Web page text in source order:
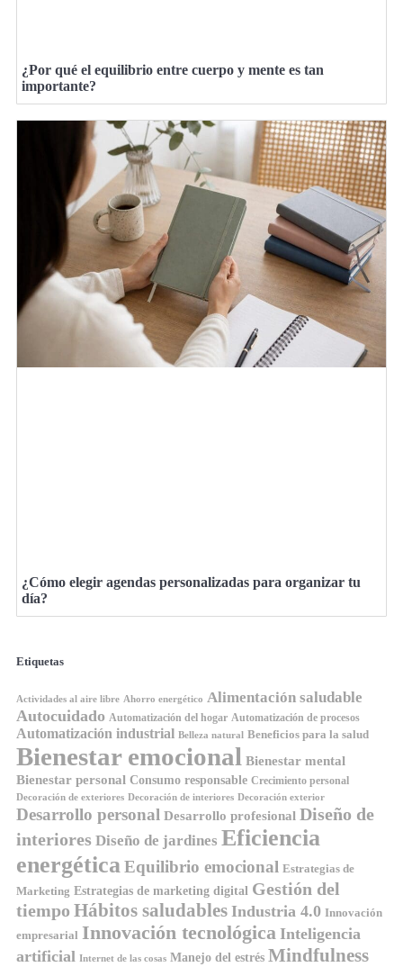
¿Por qué el equilibrio entre cuerpo y mente es tan
importante?
¿Cómo elegir agendas personalizadas para organizar tu
día?
Etiquetas
Actividades al aire libre Ahorro energético Alimentación saludable
Autocuidado Automatización del hogar Automatización de procesos
Automatización industrial Belleza natural Beneficios para la salud
Bienestar emocional Bienestar mental
Bienestar personal Consumo responsable Crecimiento personal
Decoración de exteriores Decoración de interiores Decoración exterior
Desarrollo personal Desarrollo profesional Diseño de
interiores Diseño de jardines Eficiencia
energéticaEquilibrio emocional Estrategias de
Marketing Estrategias de marketing digital Gestión del
tiempo Hábitos saludables Industria 4.0 Innovación
empresarial Innovación tecnológica Inteligencia
artificial Internet de las cosas Manejo del estrés Mindfulness